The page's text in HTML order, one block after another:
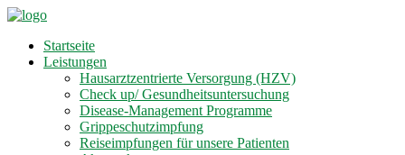
Startseite
Leistungen
Hausarztzentrierte Versorgung (HZV)
Check up/ Gesundheitsuntersuchung
Disease-Management Programme
Grippeschutzimpfung
Reiseimpfungen für unsere Patienten